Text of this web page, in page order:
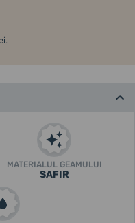
MATERIALUL GEAMULUI
SAFIR